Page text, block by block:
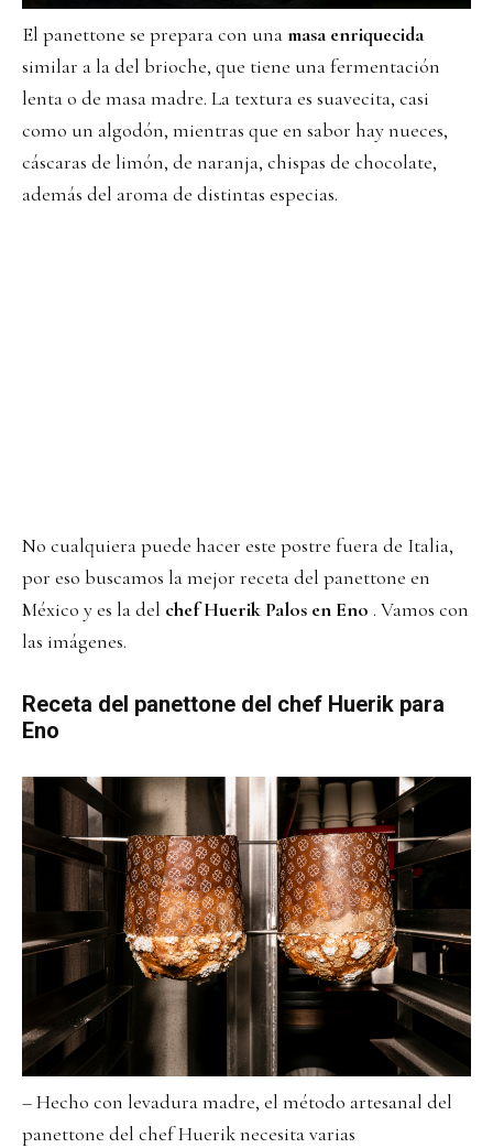
El panettone se prepara con unamasa enriquecida
similar a la del brioche, que tiene una fermentación
lenta o de masa madre. La textura es suavecita, casi
como un algodón, mientras que en sabor hay nueces,
cáscaras de limón, de naranja, chispas de chocolate,
además del aroma de distintas especias.
No cualquiera puede hacer este postre fuera de Italia,
por eso buscamos la mejor receta del panettone en
México y es la del chef Huerik Palos en Eno . Vamos con
las imágenes.
Receta del panettone del chef Huerik para
Eno
– Hecho con levadura madre, el método artesanal del
panettone del chef Huerik necesita varias